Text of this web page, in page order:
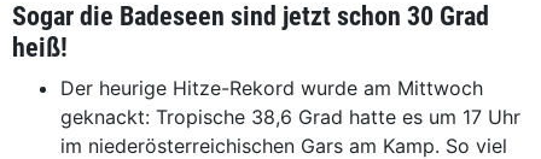
Sogar die Badeseen sind jetzt schon 30 Grad
heiß!
Der heurige Hitze-Rekord wurde am Mittwoch
geknackt: Tropische 38,6 Grad hatte es um 17 Uhr
im niederösterreichischen Gars am Kamp. So viel